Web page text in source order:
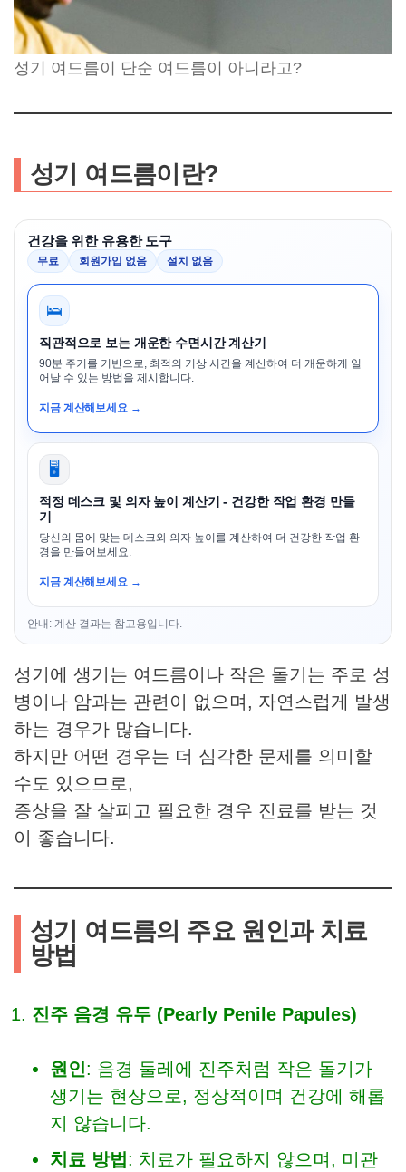
성기 여드름이 단순 여드름이 아니라고?
성기 여드름이란?
건강을 위한 유용한 도구
무료 회원가입 없음 설치 없음
🛌
직관적으로 보는 개운한 수면시간 계산기
90분 주기를 기반으로, 최적의 기상 시간을 계산하여 더 개운하게 일
어날 수 있는 방법을 제시합니다.
지금 계산해보세요 →
🖥️
적정 데스크 및 의자 높이 계산기 - 건강한 작업 환경 만들
기
당신의 몸에 맞는 데스크와 의자 높이를 계산하여 더 건강한 작업 환
경을 만들어보세요.
지금 계산해보세요 →
안내: 계산 결과는 참고용입니다.
성기에 생기는 여드름이나 작은 돌기는 주로 성
병이나 암과는 관련이 없으며, 자연스럽게 발생
하는 경우가 많습니다.
하지만 어떤 경우는 더 심각한 문제를 의미할
수도 있으므로,
증상을 잘 살피고 필요한 경우 진료를 받는 것
이 좋습니다.
성기 여드름의 주요 원인과 치료
방법
진주 음경 유두 (Pearly Penile Papules)
원인: 음경 둘레에 진주처럼 작은 돌기가
생기는 현상으로, 정상적이며 건강에 해롭
지 않습니다.
치료 방법 : 치료가 필요하지 않으며, 미관